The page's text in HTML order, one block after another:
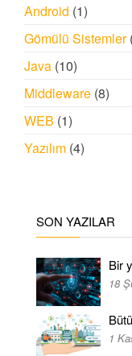
Android (1)
Gömülü Sistemler
Java (10)
Middleware (8)
WEB (1)
Yazılım (4)
SON YAZILAR
Bir
18
1